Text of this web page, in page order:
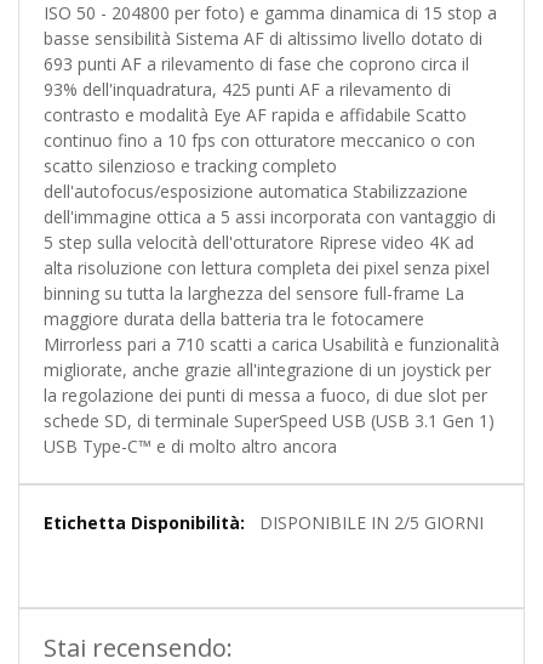
ISO 50 - 204800 per foto) e gamma dinamica di 15 stop a
basse sensibilità Sistema AF di altissimo livello dotato di
693 punti AF a rilevamento di fase che coprono circa il
93% dell'inquadratura, 425 punti AF a rilevamento di
contrasto e modalità Eye AF rapida e affidabile Scatto
continuo fino a 10 fps con otturatore meccanico o con
scatto silenzioso e tracking completo
dell'autofocus/esposizione automatica Stabilizzazione
dell'immagine ottica a 5 assi incorporata con vantaggio di
5 step sulla velocità dell'otturatore Riprese video 4K ad
alta risoluzione con lettura completa dei pixel senza pixel
binning su tutta la larghezza del sensore full-frame La
maggiore durata della batteria tra le fotocamere
Mirrorless pari a 710 scatti a carica Usabilità e funzionalità
migliorate, anche grazie all'integrazione di un joystick per
la regolazione dei punti di messa a fuoco, di due slot per
schede SD, di terminale SuperSpeed USB (USB 3.1 Gen 1)
USB Type-C™ e di molto altro ancora
Maggiori
DISPONIBILE IN 2/5 GIORNI
Stai recensendo: